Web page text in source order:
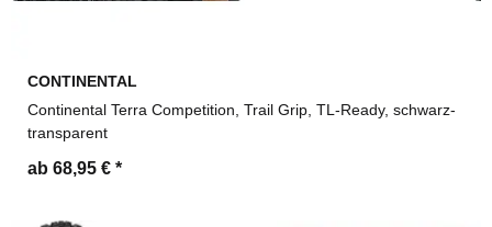
CONTINENTAL
Continental Terra Competition, Trail Grip, TL-Ready, schwarz-
transparent
ab 68,95 € *